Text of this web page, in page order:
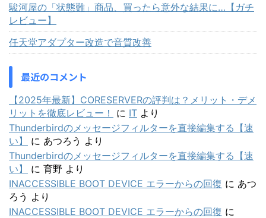
駿河屋の「状態難」商品、買ったら意外な結果に…【ガチ
レビュー】
任天堂アダプター改造で音質改善
最近のコメント
【2025年最新】CORESERVERの評判は？メリット・デメ
リットを徹底レビュー！
に IT より
Thunderbirdのメッセージフィルターを直接編集する【速
い】
に あつろう より
Thunderbirdのメッセージフィルターを直接編集する【速
い】
に 育野 より
INACCESSIBLE BOOT DEVICE エラーからの回復 に あつ
ろう より
INACCESSIBLE BOOT DEVICE エラーからの回復 に